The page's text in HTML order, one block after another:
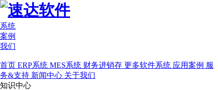
系统
案例
我们
首页 ERP系统 MES系统 财务进销存 更多软件系统 应用案例 服
务&支持 新闻中心 关于我们
知识中心